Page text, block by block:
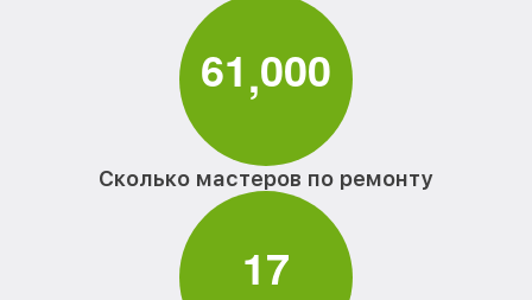
61,000
Сколько мастеров по ремонту
17